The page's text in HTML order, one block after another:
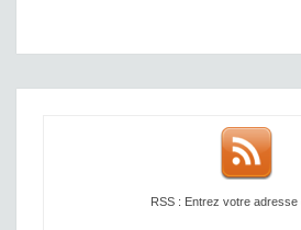
RSS : Entrez votre adresse